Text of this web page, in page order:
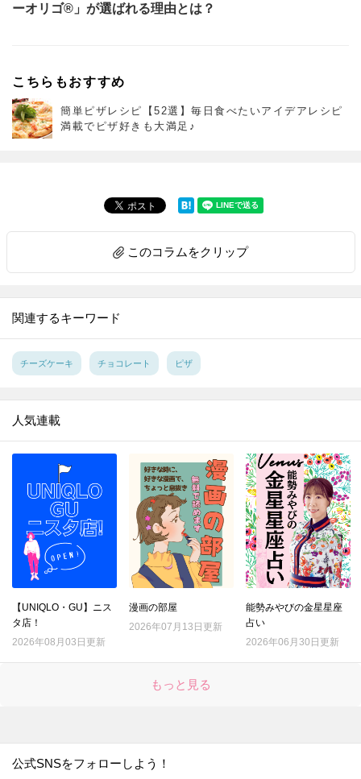
ーオリゴ®」が選ばれる理由とは？
こちらもおすすめ
簡単ピザレシピ【52選】毎日食べたいアイデアレシピ
満載でピザ好きも大満足♪
このコラムをクリップ
関連するキーワード
チーズケーキ チョコレート ピザ
人気連載
【UNIQLO・GU】ニス
タ店！
2026年08月03日更新
漫画の部屋
2026年07月13日更新
能勢みやびの金星星座
占い
2026年06月30日更新
もっと見る
公式SNSをフォローしよう！